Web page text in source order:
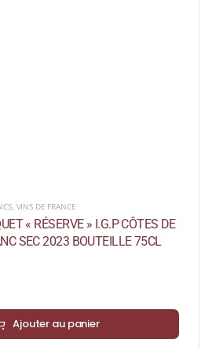
, VINS DE FRANCE
« RÉSERVE » I.G.P CÔTES DE
SEC 2023 BOUTEILLE 75CL
Ajouter au panier